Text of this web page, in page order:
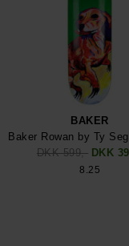
BAKER
DKK 599,- DKK
8.25